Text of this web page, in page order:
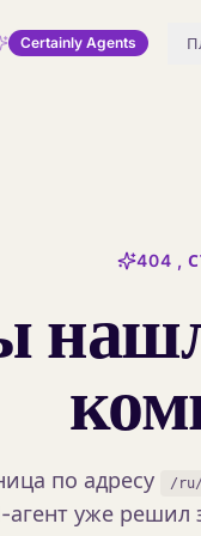
Certainly Agents
404 ,
по адресу /ru/
уже решил